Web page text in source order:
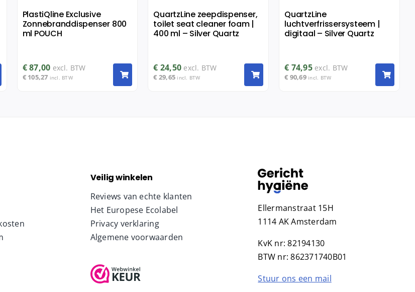
PlastiQline Exclusive
Zonnebranddispenser 800
ml POUCH
€87,00 excl. BTW
€105,27 incl. BTW
QuartzLine zeepdispenser,
toilet seat cleaner foam |
400 ml – Silver Quartz
€ 24,50 excl. BTW
€ 29,65 incl. BTW
QuartzLine
luchtverfrissersysteem |
digitaal – Silver Quartz
€ 74,95 excl. BTW
€ 90,69 incl. BTW
Veilig winkelen
Reviews van echte klanten
Het Europese Ecolabel
Privacy verklaring
Algemene voorwaarden
Ellermanstraat 15H
1114 AK Amsterdam
KvK nr: 82194130
BTW nr: 862371740B01
Stuur ons een mail